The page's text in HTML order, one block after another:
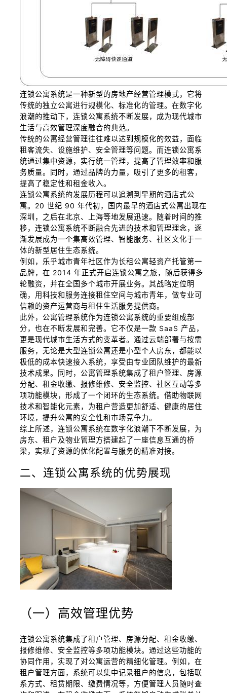
连锁公寓系统是一种新型的房地产经营管理模式，它将
传统的独立公寓进行规模化、标准化的管理。在数字化
浪潮的推动下，连锁公寓系统不断发展，成为现代城市
生活与高效管理深度融合的典范。
传统的公寓经营管理往往难以达到规模化的效益，面临
租客流失、设施维护、安全管理等问题。而连锁公寓系
统通过集中资源，实行统一管理，提高了管理效率和服
务质量。同时，通过品牌的力量，吸引了更多的租客，
提高了稳定性和租金收入。
连锁公寓系统的发展历程可以追溯到早期的酒店式公
寓。20 世纪 90 年代初，国内最早的酒店式公寓出现在
深圳，之后在北京、上海等地发展迅速。随着时间的推
移，连锁公寓系统不断融合先进的技术和管理理念，逐
渐发展成为一个集高效管理、智能服务、社区文化于一
体的新型居住生态系统。
例如，乐乎城市青年社区作为长租公寓轻资产托管第一
品牌，在 2014 年正式开启连锁公寓之旅，随后获得多
轮融资，并在全国多个城市开展业务。其战略定位明
确，用科技和服务连接租住空间与城市青年，做专业可
信赖的资产运营商与租住生活服务提供商。
此外，公寓管理系统作为连锁公寓系统的重要组成部
分，也在不断发展和完善。它不仅是一款 SaaS 产品，
更是现代城市生活方式的变革者。通过云端部署与按需
服务，无论是大型连锁公寓还是小型个人房东，都能以
极低的成本快速接入系统，享受由专业团队维护的最新
技术成果。同时，公寓管理系统集成了租户管理、房源
分配、租金收缴、报修维修、安全监控、社区互动等多
项功能模块，形成了一个闭环的生态系统。借助物联网
技术和智能化元素，为租户营造更加舒适、健康的居住
环境，提升公寓的安全性和市场竞争力。
综上所述，连锁公寓系统在数字化浪潮下不断发展，为
房东、租户及物业管理方搭建起了一座信息互通的桥
梁，实现了资源的优化配置与服务的精准对接。
二、连锁公寓系统的优势展现
（一）高效管理优势
连锁公寓系统集成了租户管理、房源分配、租金收缴、
报修维修、安全监控等多项功能模块。通过这些功能的
协同作用，实现了对公寓运营的精细化管理。例如，在
租户管理方面，系统可以集中记录租户的信息，包括联
系方式、租赁期限、缴费情况等，方便管理人员随时查